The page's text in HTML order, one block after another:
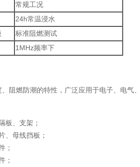
常规工况
24h常温浸水
标准阻燃测试
1MHz频率下
阻燃防潮的特性，广泛应用于电子、电气
板、支架；
、母线挡板；
；
；